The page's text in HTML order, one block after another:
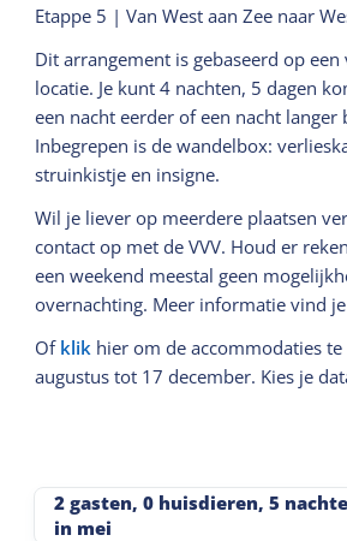
Etappe 5 | Van West aan Zee naar
Dit arrangement is gebaseerd op
locatie. Je kunt 4 nachten, 5 dagen
een nacht eerder of een nacht langer
Inbegrepen is de wandelbox:
struinkistje en insigne.
Wil je liever op meerdere plaatsen
contact op met de VVV. Houd er
een weekend meestal geen
overnachting. Meer informatie vind
Of klik hier om de accommodaties
augustus tot 17 december. Kies je
2 gasten, 0 huisdieren, 5
in mei